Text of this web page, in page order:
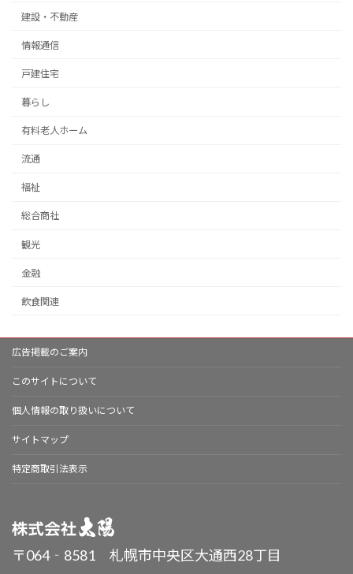
建設・不動産
情報通信
戸建住宅
暮らし
有料老人ホーム
流通
福祉
総合商社
観光
金融
飲食関連
広告掲載のご案内
このサイトについて
個人情報の取り扱いについて
サイトマップ
特定商取引法表示
〒064‐8581 札幌市中央区大通西28丁目